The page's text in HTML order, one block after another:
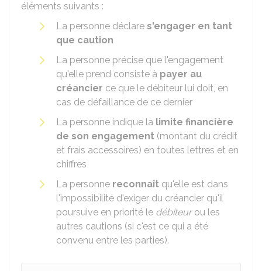
éléments suivants :
La personne déclare s'engager en tant
que caution
La personne précise que l'engagement
qu'elle prend consiste à payer au
créancier ce que le débiteur lui doit, en
cas de défaillance de ce dernier
La personne indique la limite financière
de son engagement (montant du crédit
et frais accessoires) en toutes lettres et en
chiffres
La personne reconnaît qu'elle est dans
l'impossibilité d'exiger du créancier qu'il
poursuive en priorité le débiteurou les
autres cautions (si c'est ce qui a été
convenu entre les parties).